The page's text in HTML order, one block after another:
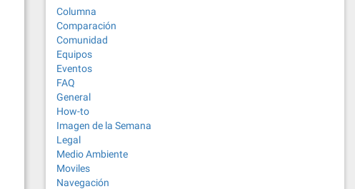
Columna
Comparación
Comunidad
Equipos
Eventos
FAQ
General
How-to
Imagen de la Semana
Legal
Medio Ambiente
Moviles
Navegación